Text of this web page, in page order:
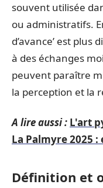
souvent utilisée
ou administratifs.
d’avance’ est
à des échanges
peuvent paraître
la perception et la
A lire aussi : L'art
La Palmyre 2025
Définition et